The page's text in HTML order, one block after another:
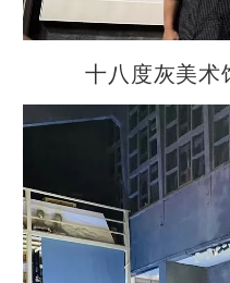
十八度灰美术